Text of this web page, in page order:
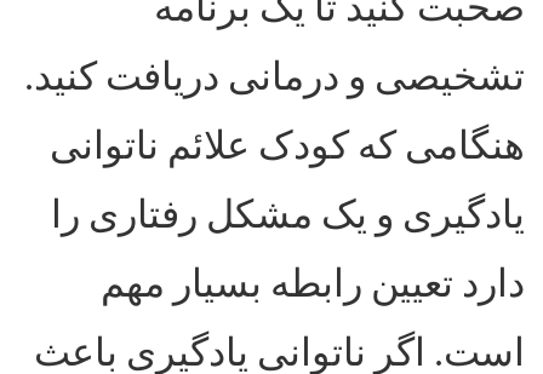
صحبت کنید تا یک برنامه
تشخیصی و درمانی دریافت کنید.
هنگامی که کودک علائم ناتوانی
یادگیری و یک مشکل رفتاری را
دارد تعیین رابطه بسیار مهم
است. اگر ناتوانی یادگیری باعث